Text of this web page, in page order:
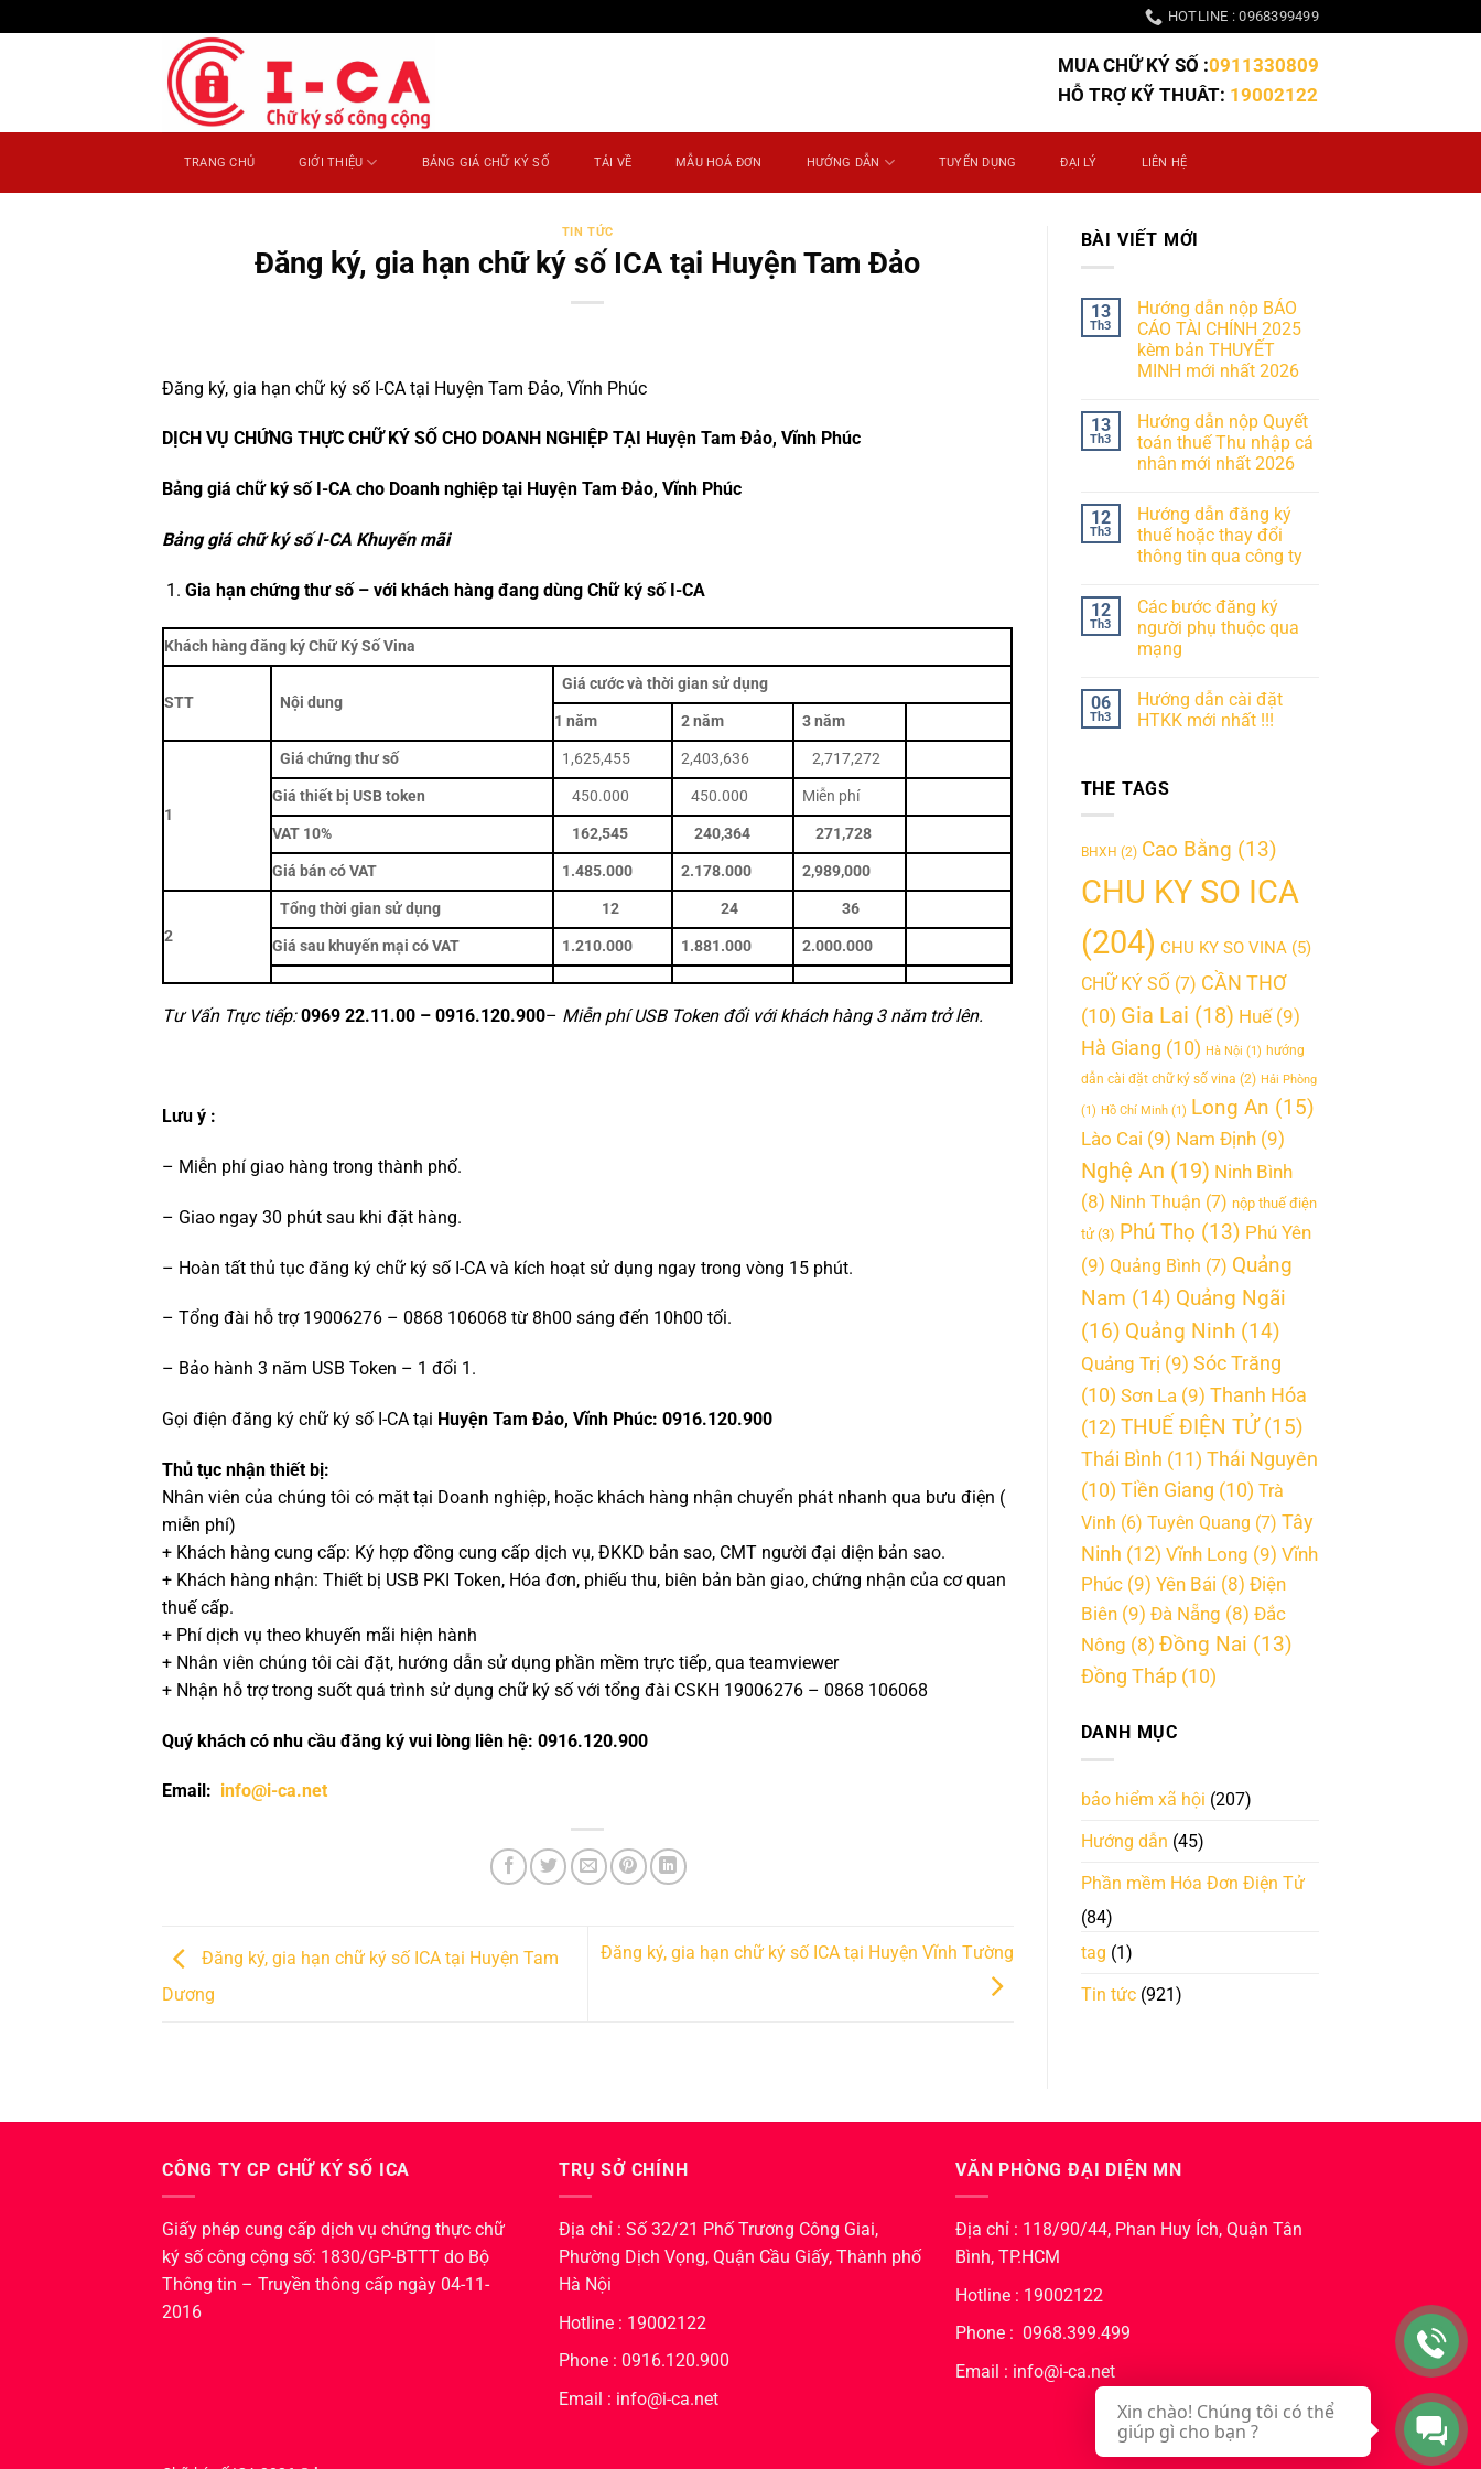
qua
HOTLINE : 0968399499
MUA CHỮ KÝ SỐ :0911330809
HỖ TRỢ KỸ THUÂT: 19002122
TRANG CHỦ GIỚI THIỆU BẢNG GIÁ CHỮ KÝ SỐ TẢI VỀ MẪU HOÁ ĐƠN HƯỚNG DẪN TUYỂN DỤNG ĐẠI LÝ LIÊN HỆ
TIN TỨC
Đăng ký, gia hạn chữ ký số ICA tại Huyện Tam Đảo
Đăng ký, gia hạn chữ ký số I-CA tại Huyện Tam Đảo, Vĩnh Phúc
DỊCH VỤ CHỨNG THỰC CHỮ KÝ SỐ CHO DOANH NGHIỆP TẠI Huyện Tam Đảo, Vĩnh Phúc
Bảng giá chữ ký số I-CA cho Doanh nghiệp tại Huyện Tam Đảo, Vĩnh Phúc
Bảng giá chữ ký số I-CA Khuyến mãi
Gia hạn chứng thư số – với khách hàng đang dùng Chữ ký số I-CA
Khách hàng đăng ký Chữ Ký Số Vina
STT Nội dung
Giá cước và thời gian sử dụng
1 năm
2 năm 3 năm
1
Giá chứng thư số 1,625,455 2,403,636
2,717,272
Giá thiết bị USB token
450.000 450.000
Miễn phí
VAT 10%
162,545 240,364
271,728
Giá bán có VAT
1.485.000 2.178.000 2,989,000
2
Tổng thời gian sử dụng 12 24
36
Giá sau khuyến mại có VAT
1.210.000 1.881.000 2.000.000
Tư Vấn Trực tiếp:0969 22.11.00 – 0916.120.900– Miễn phí USB Token đối với khách hàng 3 năm trở lên.
Lưu ý :
– Miễn phí giao hàng trong thành phố.
– Giao ngay 30 phút sau khi đặt hàng.
– Hoàn tất thủ tục đăng ký chữ ký số I-CA và kích hoạt sử dụng ngay trong vòng 15 phút.
– Tổng đài hỗ trợ 19006276 – 0868 106068 từ 8h00 sáng đến 10h00 tối.
– Bảo hành 3 năm USB Token – 1 đổi 1.
Gọi điện đăng ký chữ ký số I-CA tại Huyện Tam Đảo, Vĩnh Phúc: 0916.120.900
Thủ tục nhận thiết bị:
Nhân viên của chúng tôi có mặt tại Doanh nghiệp, hoặc khách hàng nhận chuyển phát nhanh qua bưu điện (
miễn phí)
+ Khách hàng cung cấp: Ký hợp đồng cung cấp dịch vụ, ĐKKD bản sao, CMT người đại diện bản sao.
+ Khách hàng nhận: Thiết bị USB PKI Token, Hóa đơn, phiếu thu, biên bản bàn giao, chứng nhận của cơ quan
thuế cấp.
+ Phí dịch vụ theo khuyến mãi hiện hành
+ Nhân viên chúng tôi cài đặt, hướng dẫn sử dụng phần mềm trực tiếp, qua teamviewer
+ Nhận hỗ trợ trong suốt quá trình sử dụng chữ ký số với tổng đài CSKH 19006276 – 0868 106068
Quý khách có nhu cầu đăng ký vui lòng liên hệ: 0916.120.900
Email: info@i-ca.net
Đăng ký, gia hạn chữ ký số ICA tại Huyện Tam
Dương
Đăng ký, gia hạn chữ ký số ICA tại Huyện Vĩnh Tường
BÀI VIẾT MỚI
13
Th3
Hướng dẫn nộp BÁO
CÁO TÀI CHÍNH 2025
kèm bản THUYẾT
MINH mới nhất 2026
13
Th3
Hướng dẫn nộp Quyết
toán thuế Thu nhập cá
nhân mới nhất 2026
12
Th3
Hướng dẫn đăng ký
thuế hoặc thay đổi
thông tin qua công ty
12
Th3
Các bước đăng ký
người phụ thuộc qua
mạng
06
Th3
Hướng dẫn cài đặt
HTKK mới nhất !!!
THE TAGS
BHXH (2) Cao Bằng (13)
CHU KY SO ICA
(204) CHU KY SO VINA(5)
CHỮ KÝ SỐ (7) CẦN THƠ
(10) Gia Lai (18) Huế(9)
Hà Giang (10) Hà Nội (1) hướng
dẫn cài đặt chữ ký số vina (2) Hải Phòng
(1) Hồ Chí Minh(1) Long An (15)
Lào Cai (9) Nam Định(9)
Nghệ An (19) Ninh Bình
(8) Ninh Thuận (7) nộp thuế điện
tử(3) Phú Thọ (13) Phú Yên
(9) Quảng Bình (7) Quảng
Nam (14) Quảng Ngãi
(16) Quảng Ninh(14)
Quảng Trị (9) Sóc Trăng
(10) Sơn La(9) Thanh Hóa
(12) THUẾ ĐIỆN TỬ(15)
Thái Bình (11) Thái Nguyên
(10) Tiền Giang (10) Trà
Vinh (6) Tuyên Quang (7) Tây
Ninh (12) Vĩnh Long (9) Vĩnh
Phúc(9) Yên Bái (8) Điện
Biên(9) Đà Nẵng (8) Đắc
Nông (8) Đồng Nai (13)
Đồng Tháp(10)
DANH MỤC
bảo hiểm xã hội (207)
Hướng dẫn (45)
Phần mềm Hóa Đơn Điện Tử
(84)
tag (1)
Tin tức(921)
CÔNG TY CP CHỮ KÝ SỐ ICA
Giấy phép cung cấp dịch vụ chứng thực chữ
ký số công cộng số: 1830/GP-BTTT do Bộ
Thông tin – Truyền thông cấp ngày 04-11-
2016
TRỤ SỞ CHÍNH
Địa chỉ : Số 32/21 Phố Trương Công Giai,
Phường Dịch Vọng, Quận Cầu Giấy, Thành phố
Hà Nội
Hotline : 19002122
Phone : 0916.120.900
Email : info@i-ca.net
VĂN PHÒNG ĐẠI DIỆN MN
Địa chỉ : 118/90/44, Phan Huy Ích, Quận Tân
Bình, TP.HCM
Hotline : 19002122
Phone : 0968.399.499
Email : info@i-ca.net
Xin chào! Chúng tôi có thể
giúp gì cho bạn ?